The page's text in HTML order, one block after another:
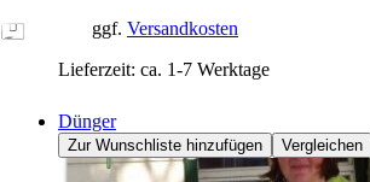
ggf. Versandkosten
Lieferzeit: ca. 1-7 Werktage
Dünger
Zur Wunschliste hinzufügen Vergleichen